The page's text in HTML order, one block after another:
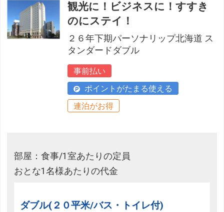
観光に！ビジネスに！すすき
のにステイ！
２６年下期パーソナリップ北海道 ス
タンダードダブル
事前払い
ポイントがたまる使える
連泊がお得
部屋：食事/1室あたりの定員
おとな1名様あたりの代金
ダブル(２０平米/バス・トイレ付)